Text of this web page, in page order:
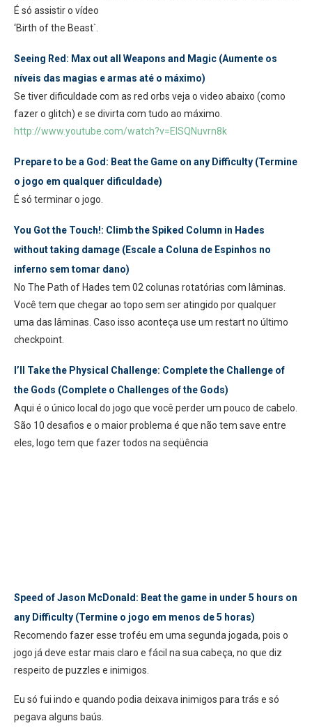
É só assistir o vídeo
‘Birth of the Beast`.
Seeing Red: Max out all Weapons and Magic (Aumente os
níveis das magias e armas até o máximo)
Se tiver dificuldade com as red orbs veja o video abaixo (como
fazer o glitch) e se divirta com tudo ao máximo.
http://www.youtube.com/watch?v=ElSQNuvrn8k
Prepare to be a God: Beat the Game on any Difficulty (Termine
o jogo em qualquer dificuldade)
É só terminar o jogo.
You Got the Touch!: Climb the Spiked Column in Hades
without taking damage (Escale a Coluna de Espinhos no
inferno sem tomar dano)
No The Path of Hades tem 02 colunas rotatórias com lâminas.
Você tem que chegar ao topo sem ser atingido por qualquer
uma das lâminas. Caso isso aconteça use um restart no último
checkpoint.
I’ll Take the Physical Challenge: Complete the Challenge of
the Gods (Complete o Challenges of the Gods)
Aqui é o único local do jogo que você perder um pouco de cabelo.
São 10 desafios e o maior problema é que não tem save entre
eles, logo tem que fazer todos na seqüência
Speed of Jason McDonald: Beat the game in under 5 hours on
any Difficulty (Termine o jogo em menos de 5 horas)
Recomendo fazer esse troféu em uma segunda jogada, pois o
jogo já deve estar mais claro e fácil na sua cabeça, no que diz
respeito de puzzles e inimigos.
Eu só fui indo e quando podia deixava inimigos para trás e só
pegava alguns baús.